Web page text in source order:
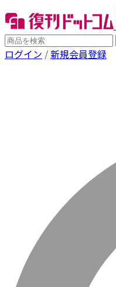
ログイン /新規会員登録